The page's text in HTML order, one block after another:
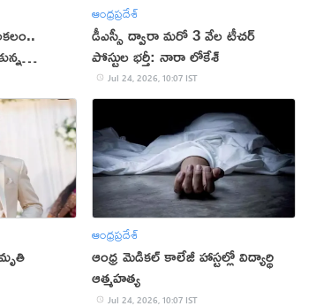
ఆంధ్రప్రదేశ్
డీఎస్సీ ద్వారా మరో 3 వేల టీచర్‌
పోస్టుల భర్తీ: నారా లోకేశ్
Jul 24, 2026, 10:07 IST
ఆంధ్రప్రదేశ్
ఆంధ్ర మెడికల్ కాలేజీ హాస్టల్లో విద్యార్థి
ఆత్మహత్య
Jul 24, 2026, 10:07 IST